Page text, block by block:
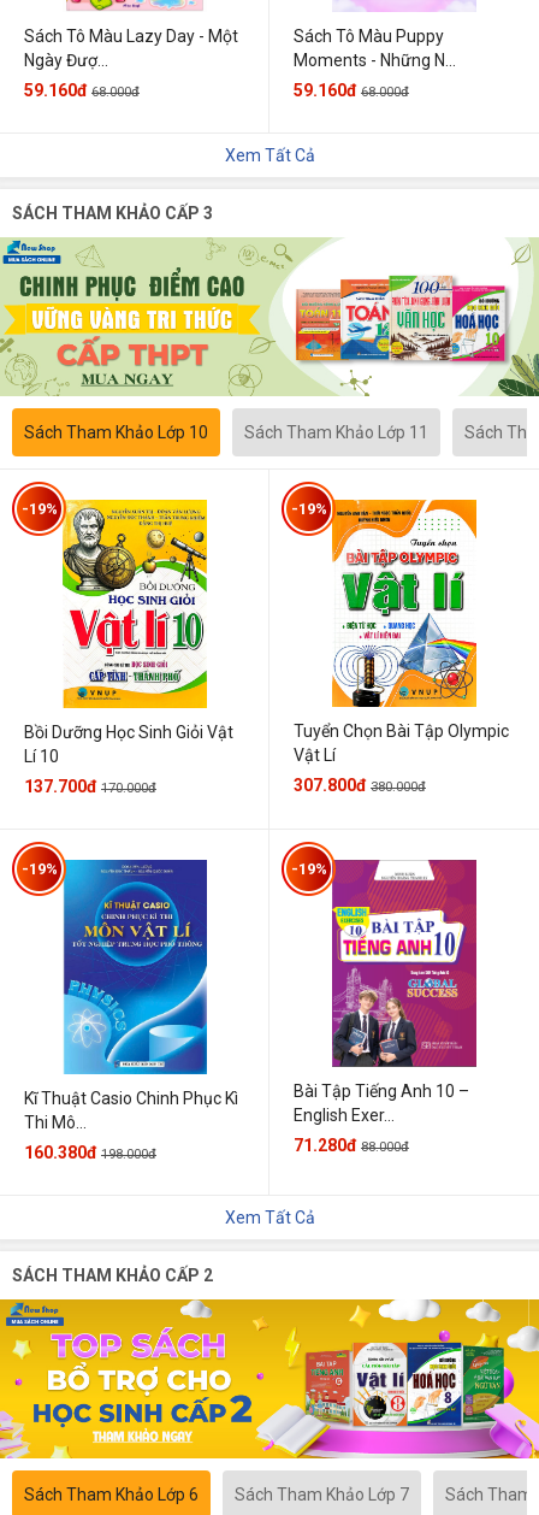
Sách Tô Màu Lazy Day - Một
Ngày Đượ...
59.160đ 68.000đ
Sách Tô Màu Puppy
Moments - Những N...
59.160đ 68.000đ
Xem Tất Cả
SÁCH THAM KHẢO CẤP 3
Sách Tham Khảo Lớp 10 Sách Tham Khảo Lớp 11 Sách
Bồi Dưỡng Học Sinh Giỏi Vật
Lí 10
-19%
137.700đ 170.000đ
Tuyển Chọn Bài Tập Olympic
Vật Lí
-19%
307.800đ 380.000đ
Kĩ Thuật Casio Chinh Phục Kì
Thi Mô...
-19%
160.380đ 198.000đ
Bài Tập Tiếng Anh 10 –
English Exer...
-19%
71.280đ 88.000đ
Xem Tất Cả
SÁCH THAM KHẢO CẤP 2
Sách Tham Khảo Lớp 6 Sách Tham Khảo Lớp 7 Sách Tham